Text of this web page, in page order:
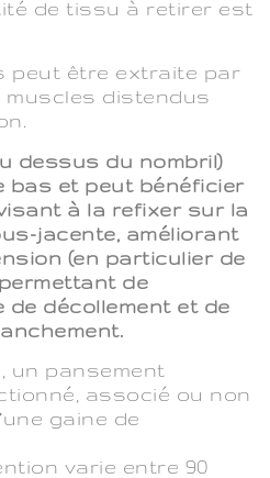
de tissu à retirer est
peut être extraite par
distendus
dessus du nombril)
bas et peut bénéficier
à la refixer sur la
jacente, améliorant
(en particulier de
de
de décollement et de
un pansement
associé ou non
gaine de
varie entre 90